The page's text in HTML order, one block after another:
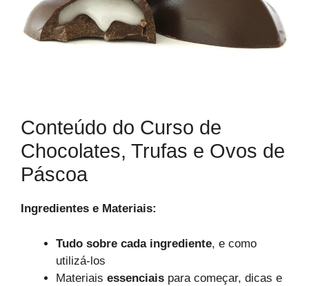
Conteúdo do Curso de
Chocolates, Trufas e Ovos de
Páscoa
Ingredientes e Materiais:
Tudo sobre cada ingrediente, e como
utilizá-los
Materiais essenciais para começar, dicas e